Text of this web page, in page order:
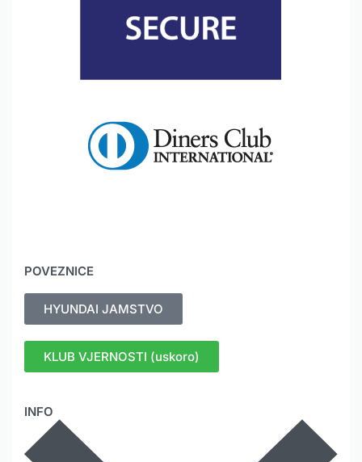
INFO
POVEZNICE
HYUNDAI JAMSTVO
KLUB VJERNOSTI (uskoro)